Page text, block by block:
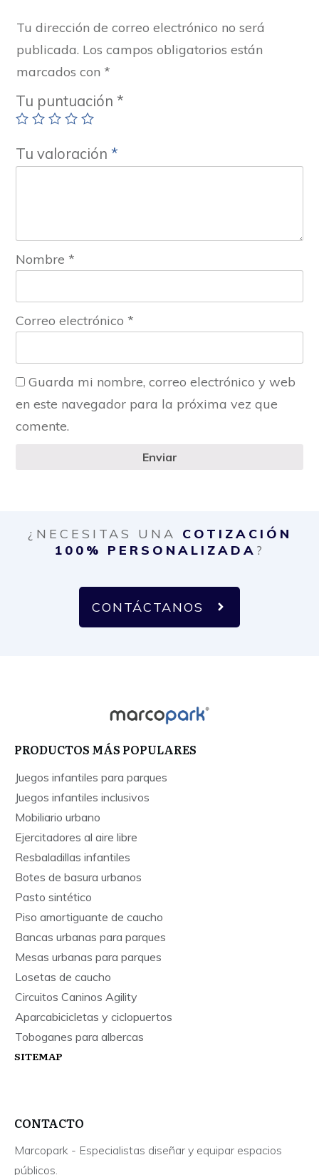
Tu dirección de correo electrónico no será
publicada. Los campos obligatorios están
marcados con *
Tu puntuación *
Tu valoración *
Nombre *
Correo electrónico *
Guarda mi nombre, correo electrónico y web
en este navegador para la próxima vez que
comente.
Enviar
¿NECESITAS UNA COTIZACIÓN
100% PERSONALIZADA ?
CONTÁCTANOS
PRODUCTOS MÁS POPULARES
Juegos infantiles para parques
Juegos infantiles inclusivos
Mobiliario urbano
Ejercitadores al aire libre
Resbaladillas infantiles
Botes de basura urbanos
Pasto sintético
Piso amortiguante de caucho
Bancas urbanas para parques
Mesas urbanas para parques
Losetas de caucho
Circuitos Caninos Agility
Aparcabicicletas y ciclopuertos
Toboganes para albercas
SITEMAP
CONTACTO
Marcopark - Especialistas diseñar y equipar espacios
públicos.